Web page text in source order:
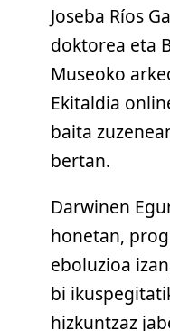
Joseba Ríos
doktorea eta
Museoko
Ekitaldia
baita
bertan.
Darwinen
honetan,
eboluzioa
bi
hizkuntzaz